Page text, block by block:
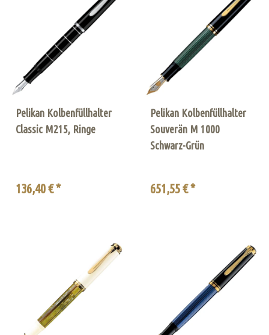
Pelikan Kolbenfüllhalter
Classic M215, Ringe
136,40 € *
Pelikan Kolbenfüllhalter
Souverän M 1000
Schwarz-Grün
651,55 € *